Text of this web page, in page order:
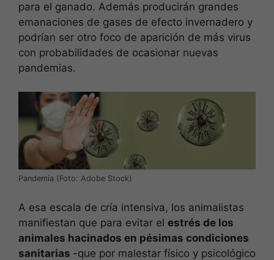
para el ganado. Además producirán grandes
emanaciones de gases de efecto invernadero y
podrían ser otro foco de aparición de más virus
con probabilidades de ocasionar nuevas
pandemias.
Pandemia (Foto: Adobe Stock)
A esa escala de cría intensiva, los animalistas
manifiestan que para evitar el estrés de los
animales hacinados en pésimas condiciones
sanitarias -que por malestar físico y psicológico